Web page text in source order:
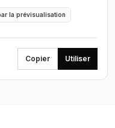
la prévisualisation
Copier Utiliser